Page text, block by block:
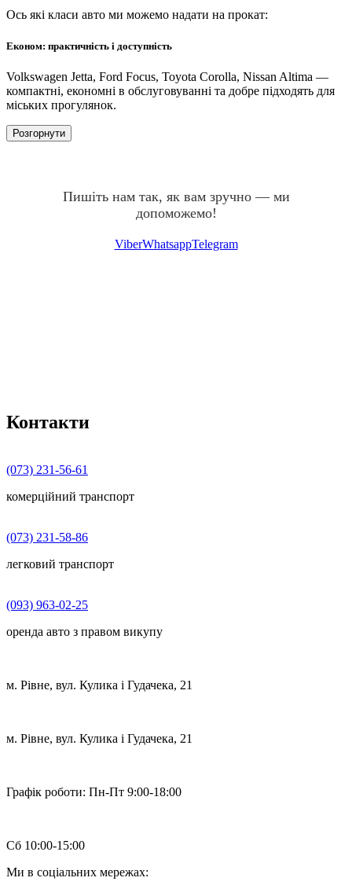
Ось які класи авто ми можемо надати на прокат:
Економ: практичність і доступність
Volkswagen Jetta, Ford Focus, Toyota Corolla, Nissan Altima —
компактні, економні в обслуговуванні та добре підходять для
міських прогулянок.
Розгорнути
Пишіть нам так, як вам зручно — ми
допоможемо!
ViberWhatsappTelegram
Контакти
(073) 231-56-61
комерційний транспорт
(073) 231-58-86
легковий транспорт
(093) 963-02-25
оренда авто з правом викупу
м. Рівне, вул. Кулика і Гудачека, 21
м. Рівне, вул. Кулика і Гудачека, 21
Графік роботи: Пн-Пт 9:00-18:00
Сб 10:00-15:00
Ми в соціальних мережах: